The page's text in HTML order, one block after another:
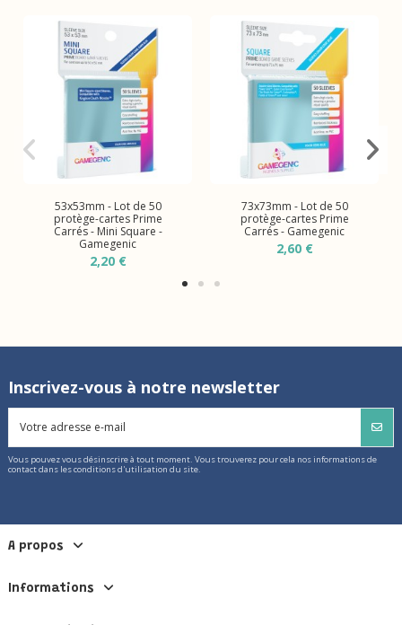
53x53mm - Lot de 50
protège-cartes Prime
Carrés - Mini Square -
Gamegenic
2,20 €
73x73mm - Lot de 50
protège-cartes Prime
Carrés - Gamegenic
2,60 €
Inscrivez-vous à notre newsletter
Vous pouvez vous désinscrire à tout moment. Vous trouverez pour cela nos informations de
contact dans les conditions d'utilisation du site.
A propos
Informations